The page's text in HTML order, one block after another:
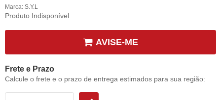
Marca: S.Y.L
Produto Indisponível
AVISE-ME
Frete e Prazo
Calcule o frete e o prazo de entrega estimados para sua região: